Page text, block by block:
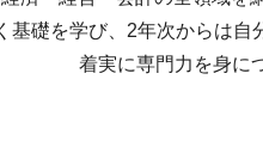
基礎を学び、2年次からは自
着実に専門力を身に